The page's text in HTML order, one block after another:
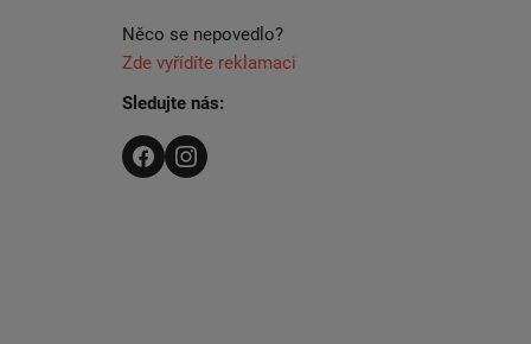
Něco se nepovedlo?
Zde vyřídíte reklamaci
Sledujte nás: